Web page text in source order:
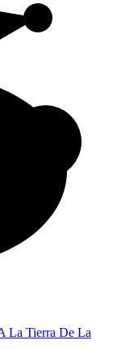
La Tierra De La